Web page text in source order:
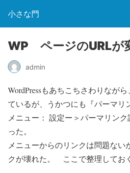
小さな門
WP ページのURLが
admin
WordPressもあちこちさわりなが
ているが、うかつにも『パーマ
メニュー： 設定ー＞パーマリン
った。
メニューからのリンクは問題ない
クが壊れた。 ここで整理してお